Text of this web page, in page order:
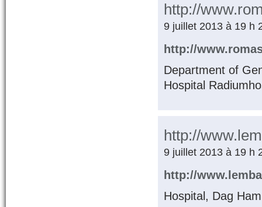
http://
9 juillet 2013 à 19 h
http://
Department of
Hospital
http://
9 juillet 2013 à 19 h
http://
Hospital, Dag